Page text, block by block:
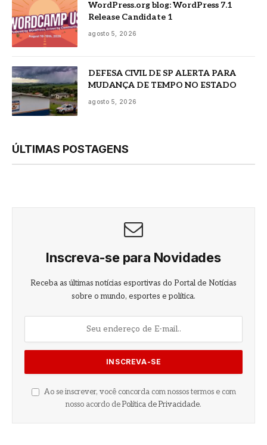
WordPress.org blog: WordPress 7.1
Release Candidate 1
agosto 5, 2026
DEFESA CIVIL DE SP ALERTA PARA
MUDANÇA DE TEMPO NO ESTADO
agosto 5, 2026
ÚLTIMAS POSTAGENS
Inscreva-se para Novidades
Receba as últimas notícias esportivas do Portal de Notícias
sobre o mundo, esportes e política.
Ao se inscrever, você concorda com nossos termos e com
nosso acordo de Política de Privacidade.